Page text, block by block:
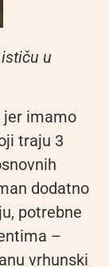
u
jer imamo
traju 3
dodatno
potrebne
–
vrhunski